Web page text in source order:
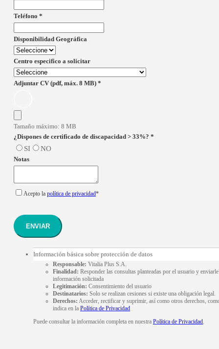
Teléfono *
Disponibilidad Geográfica
Centro especifico a solicitar
Adjuntar CV (pdf, máx. 8 MB) *
Tamaño máximo: 8 MB
¿Dispones de certificado de discapacidad > 33%? *
SI NO
Notas
Acepto la política de privacidad*
ENVIAR
Información básica sobre protección de datos
Responsable: Vitalia Plus S.A.
Finalidad: Responder las consultas planteadas por el usuario y
información solicitada
Legitimación: Consentimiento del usuario
Destinatarios: Solo se realizan cesiones si existe una obligación legal.
Derechos: Acceder, rectificar y suprimir, así como otros derechos,
indica en la Política de Privacidad
Puede consultar la información completa en nuestra Política de Privacidad.